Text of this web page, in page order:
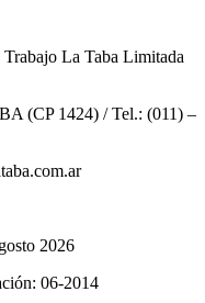
La Taba Limitada
(CP 1424) / Tel.: (011) –
2026
06-2014